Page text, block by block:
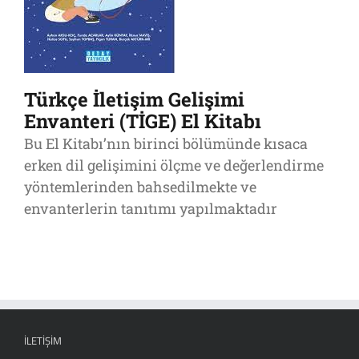
Türkçe İletişim Gelişimi
Envanteri (TİGE) El Kitabı
Bu El Kitabı’nın birinci bölümünde kısaca
erken dil gelişimini ölçme ve değerlendirme
yöntemlerinden bahsedilmekte ve
envanterlerin tanıtımı yapılmaktadır
İLETIŞIM